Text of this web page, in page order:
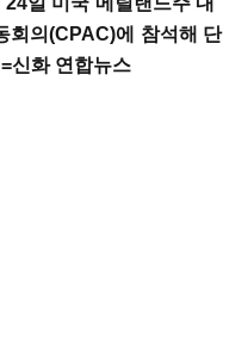
회의(CPAC)에 참석해 단
신화 연합뉴스